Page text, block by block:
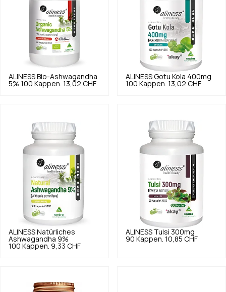
ALINESS Bio-Ashwagandha
5% 100 Kappen. 13,02 CHF
ALINESS Gotu Kola 400mg
100 Kappen. 13,02 CHF
ALINESS Natürliches
Ashwagandha 9%
100 Kappen. 9,33 CHF
ALINESS Tulsi 300mg
90 Kappen. 10,85 CHF